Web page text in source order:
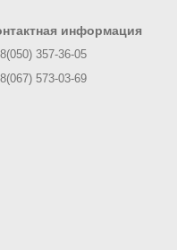
информация
357-36-05
573-03-69